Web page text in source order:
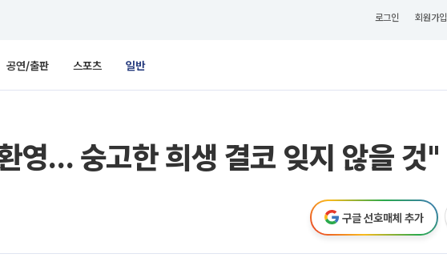
로그인 회원가입
공연/출판 스포츠 일반
영… 숭고한 희생 결코 잊지 않을 것"
구글 선호매체 추가